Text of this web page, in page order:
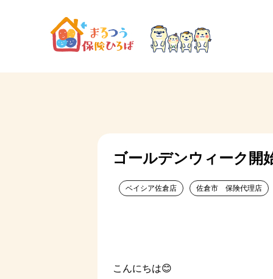
ゴールデンウィーク開
ベイシア佐倉店 佐倉市 保険代理店
こんにちは😊